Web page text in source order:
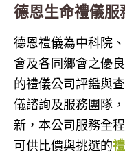
德恩生命禮儀服
德恩禮儀為中科院
會及各同鄉會之優
的禮儀公司評鑑與
儀諮詢及服務團隊
新，本公司服務全
可供比價與挑選的